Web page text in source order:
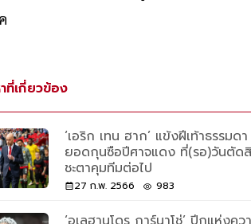
ฆาตของแท้’
ที่เกี่ยวข้อง
‘เอริก เทน ฮาก’ แข้งฝีเท้าธรรมด
ยอดกุนซือปีศาจแดง ที่(รอ)วันตัดสิน
ชะตาคุมทีมต่อไป
27 ก.พ. 2566 983